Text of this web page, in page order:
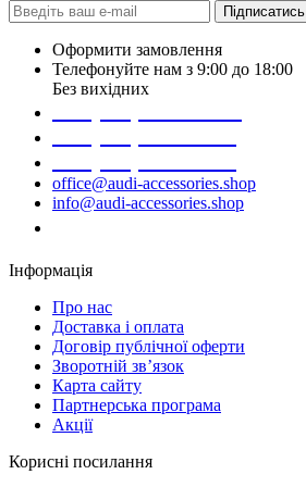
Підписатись
Оформити замовлення
Телефонуйте нам з 9:00 до 18:00
Без вихідних
office@audi-accessories.shop
info@audi-accessories.shop
Інформація
Про нас
Доставка і оплата
Договір публічної оферти
Зворотній зв’язок
Карта сайту
Партнерська програма
Акції
Корисні посилання